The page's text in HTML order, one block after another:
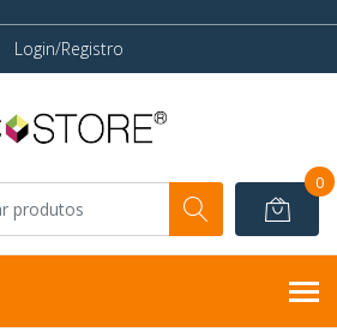
Login/Registro
0